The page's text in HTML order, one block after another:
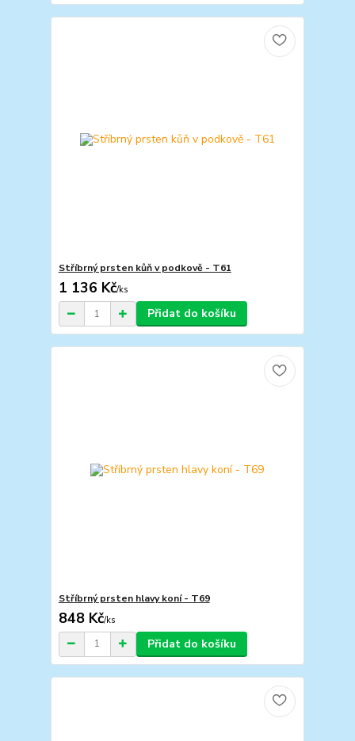
Stříbrný prsten kůň v podkově - T61
1 136 Kč/ks
Přidat do košíku
Stříbrný prsten hlavy koní - T69
848 Kč/ks
Přidat do košíku